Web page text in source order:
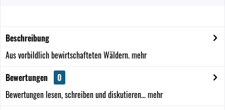
Beschreibung
Aus vorbildlich bewirtschafteten Wäldern.mehr
Bewertungen
0
Bewertungen lesen, schreiben und diskutieren...mehr